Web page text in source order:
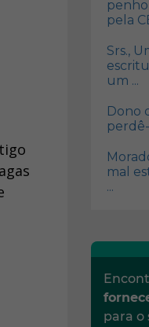
pela
Srs.,
um ...
Dono
mal
...
para o